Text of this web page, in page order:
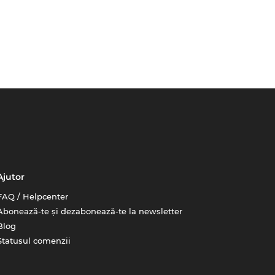
/ Helpcenter
te și dezabonează-te la newsletter
comenzii